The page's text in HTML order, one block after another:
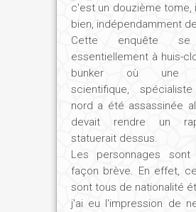
c'est un douzième tome,
bien, indépendamment
Cette enquête se
essentiellement à huis-
bunker où une
scientifique,
nord a été assassinée
devait rendre un
statuerait dessus.
Les personnages
façon brève. En effet,
sont tous de nationalité
j'ai eu l'impression de